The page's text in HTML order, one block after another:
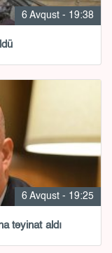
6 Avqust - 19:38
6 Avqust - 19:25
təyinat aldı